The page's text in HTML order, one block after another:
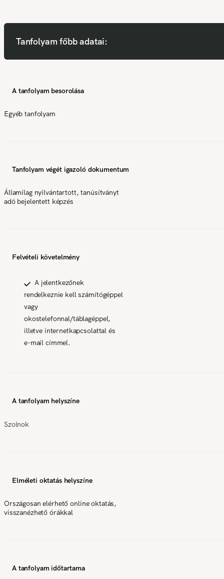
Tanfolyam főbb adatai:
A tanfolyam besorolása
Egyéb tanfolyam
Tanfolyam végét igazoló dokumentum
Államilag nyilvántartott, tanúsítványt
adó bejelentett képzés
Felvételi követelmény
A jelentkezőnek
rendelkeznie kell számítógéppel
vagy
okostelefonnal/táblagéppel,
illetve internetkapcsolattal és
e-mail címmel.
A tanfolyam helyszíne
Szolnok
Elméleti oktatás helyszíne
Országosan elérhető online oktatás,
visszanézhető órákkal
A tanfolyam időtartama